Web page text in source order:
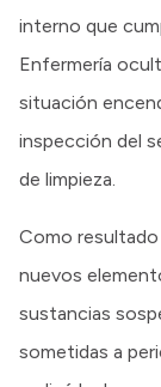
interno que
Enfermería
situación
inspección del
de limpieza.
Como
nuevos
sustancias
sometidas a